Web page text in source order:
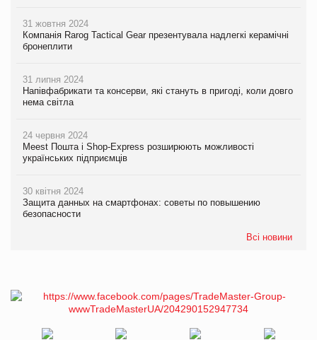
31 жовтня 2024
Компанія Rarog Tactical Gear презентувала надлегкі керамічні
бронеплити
31 липня 2024
Напівфабрикати та консерви, які стануть в пригоді, коли довго
нема світла
24 червня 2024
Meest Пошта і Shop-Express розширюють можливості
українських підприємців
30 квітня 2024
Защита данных на смартфонах: советы по повышению
безопасности
Всі новини